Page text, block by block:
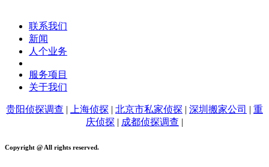
联系我们
新闻
人个业务
服务项目
关于我们
贵阳侦探调查 | 上海侦探 | 北京市私家侦探 | 深圳搬家公司 | 重
庆侦探 | 成都侦探调查 |
Copyright @ All rights reserved.